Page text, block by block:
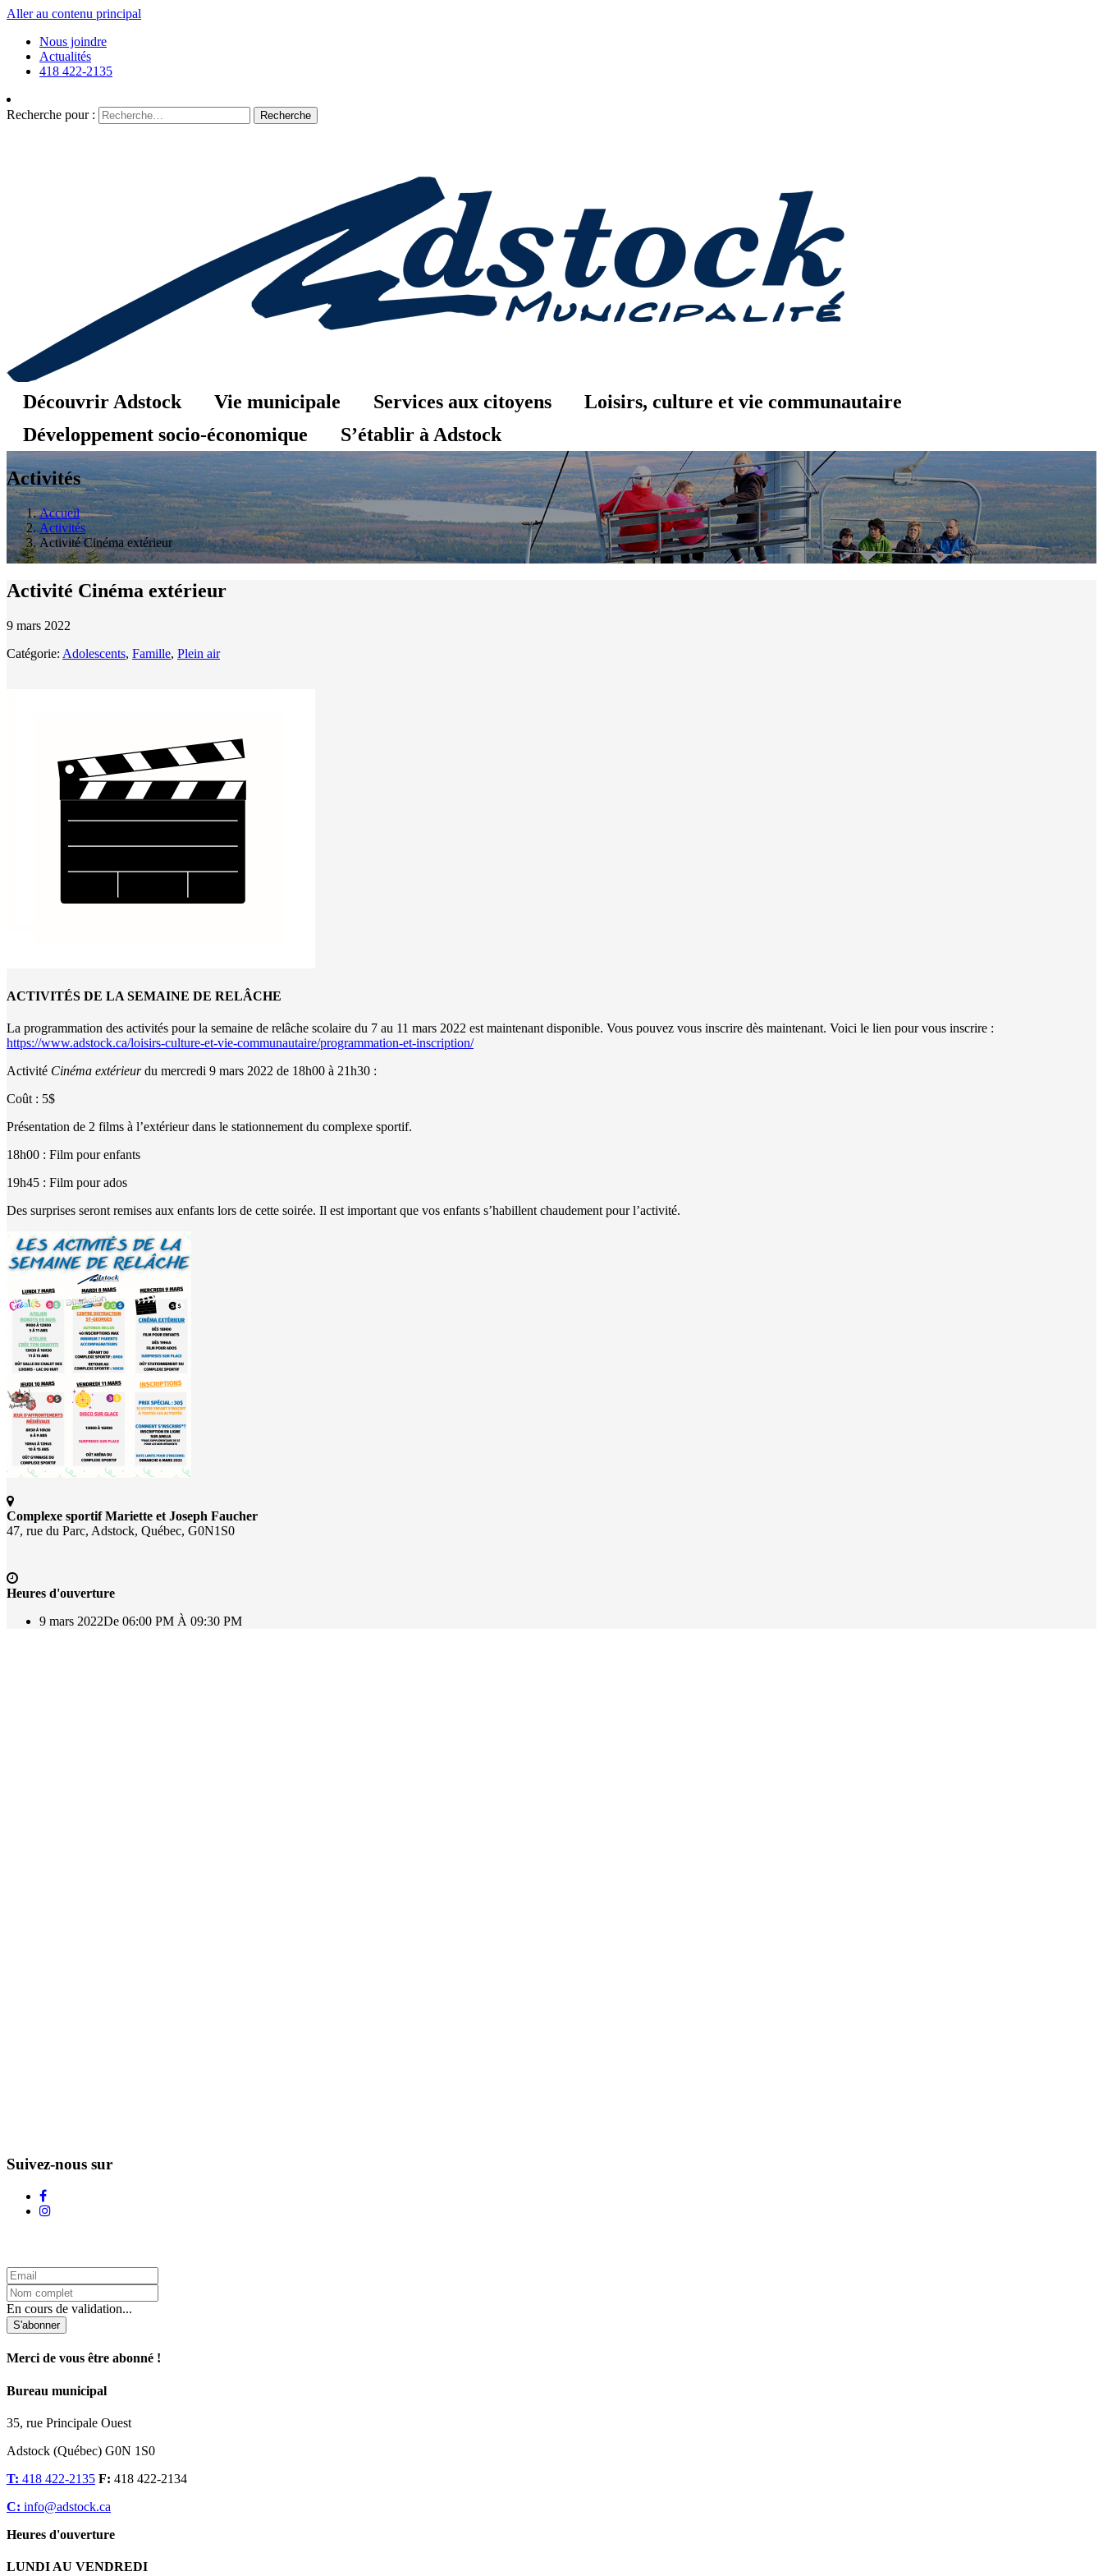
Aller au contenu principal
Nous joindre
Actualités
418 422-2135
Recherche pour : Recherche
Découvrir Adstock Vie municipale Services aux citoyens
Loisirs, culture et vie communautaire
Développement socio-économique
S’établir à Adstock
Activités
Accueil
Activités
Activité Cinéma extérieur
Activité Cinéma extérieur
9 mars 2022
Catégorie: Adolescents, Famille, Plein air
ACTIVITÉS DE LA SEMAINE DE RELÂCHE
La programmation des activités pour la semaine de relâche scolaire du 7 au 11 mars 2022 est maintenant disponible. Vous pouvez vous inscrire dès maintenant. Voici le lien pour vous inscrire :
https://www.adstock.ca/loisirs-culture-et-vie-communautaire/programmation-et-inscription/
Activité Cinéma extérieurdu mercredi 9 mars 2022 de 18h00 à 21h30 :
Coût : 5$
Présentation de 2 films à l’extérieur dans le stationnement du complexe sportif.
18h00 : Film pour enfants
19h45 : Film pour ados
Des surprises seront remises aux enfants lors de cette soirée. Il est important que vos enfants s’habillent chaudement pour l’activité.
Complexe sportif Mariette et Joseph Faucher
47, rue du Parc, Adstock, Québec, G0N1S0
Heures d'ouverture
9 mars 2022De 06:00 PM À 09:30 PM
Suivez-nous sur
En cours de validation...
S'abonner
Merci de vous être abonné !
Bureau municipal
35, rue Principale Ouest
Adstock (Québec) G0N 1S0
T: 418 422-2135 F: 418 422-2134
C: info@adstock.ca
Heures d'ouverture
LUNDI AU VENDREDI